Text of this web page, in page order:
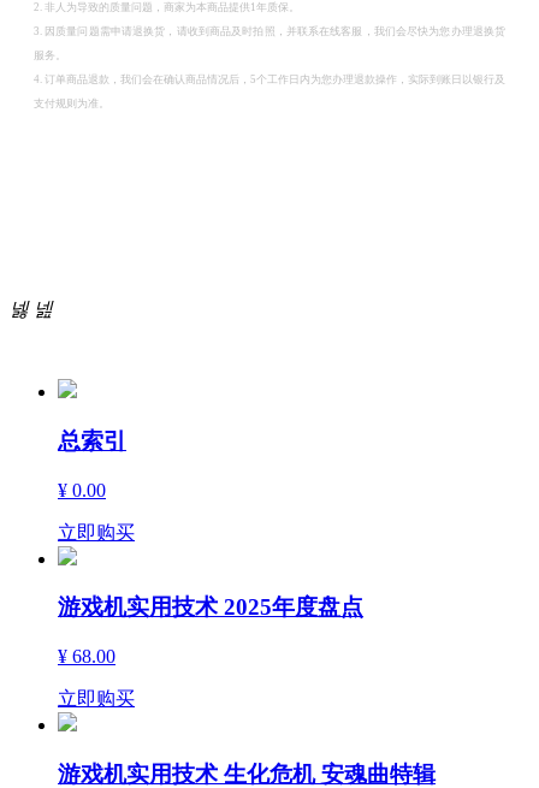
2. 非人为导致的质量问题，商家为本商品提供1年质保。
3. 因质量问题需申请退换货，请收到商品及时拍照，并联系在线客服，我们会尽快为您办理退换货
服务。
4. 订单商品退款，我们会在确认商品情况后，5个工作日内为您办理退款操作，实际到账日以银行及
支付规则为准。
넳 넲
总索引
¥ 0.00
立即购买
游戏机实用技术 2025年度盘点
¥ 68.00
立即购买
游戏机实用技术 生化危机 安魂曲特辑